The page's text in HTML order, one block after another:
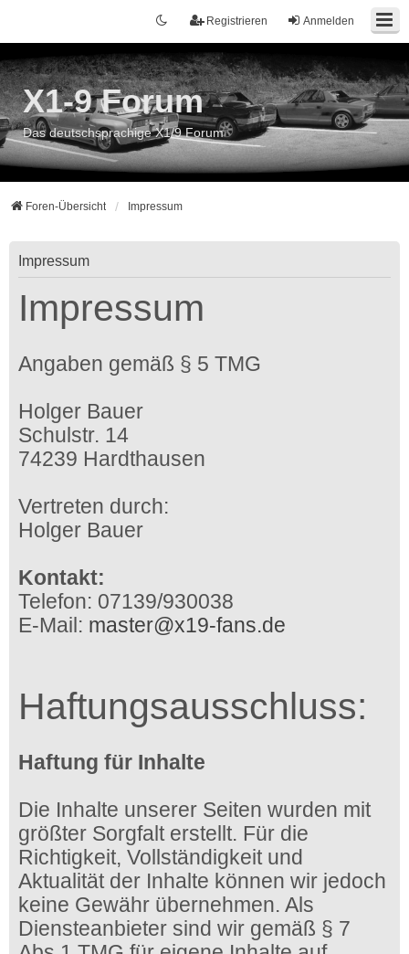
Anmelden
Registrieren
X1-9 Forum
Das deutschsprachige X1/9 Forum
Foren-Übersicht Impressum
Impressum
Impressum
Angaben gemäß § 5 TMG
Holger Bauer
Schulstr. 14
74239 Hardthausen
Vertreten durch:
Holger Bauer
Kontakt:
Telefon: 07139/930038
E-Mail: master@x19-fans.de
Haftungsausschluss:
Haftung für Inhalte
Die Inhalte unserer Seiten wurden mit
größter Sorgfalt erstellt. Für die
Richtigkeit, Vollständigkeit und
Aktualität der Inhalte können wir jedoch
keine Gewähr übernehmen. Als
Diensteanbieter sind wir gemäß § 7